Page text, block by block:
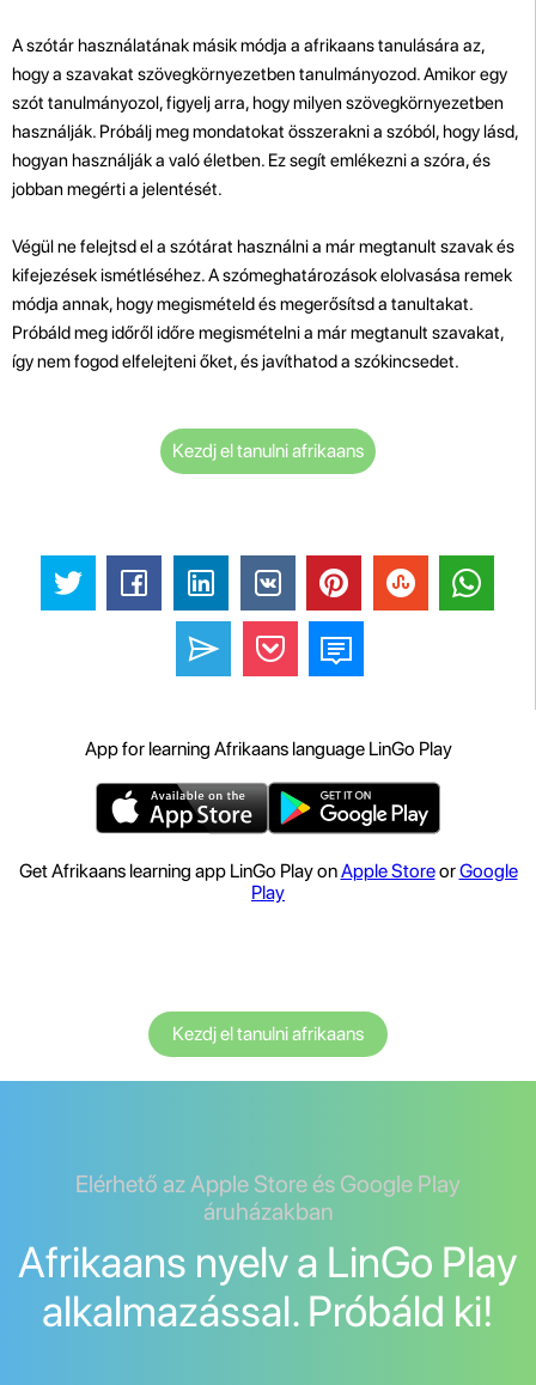
A szótár használatának másik módja a afrikaans tanulására az,
hogy a szavakat szövegkörnyezetben tanulmányozod. Amikor egy
szót tanulmányozol, figyelj arra, hogy milyen szövegkörnyezetben
használják. Próbálj meg mondatokat összerakni a szóból, hogy lásd,
hogyan használják a való életben. Ez segít emlékezni a szóra, és
jobban megérti a jelentését.
Végül ne felejtsd el a szótárat használni a már megtanult szavak és
kifejezések ismétléséhez. A szómeghatározások elolvasása remek
módja annak, hogy megismételd és megerősítsd a tanultakat.
Próbáld meg időről időre megismételni a már megtanult szavakat,
így nem fogod elfelejteni őket, és javíthatod a szókincsedet.
Kezdj el tanulni afrikaans
App for learning Afrikaans language LinGo Play
Get Afrikaans learning app LinGo Play onApple StoreorGoogle
Play
Kezdj el tanulni afrikaans
Elérhető az Apple Store és Google Play
áruházakban
Afrikaans nyelv a LinGo Play
alkalmazással. Próbáld ki!